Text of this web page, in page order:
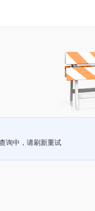
询中，请刷新重试